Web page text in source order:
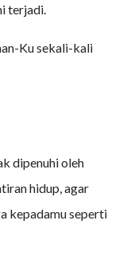
terjadi.
Ku sekali-kali
dipenuhi oleh
hidup, agar
kepadamu seperti